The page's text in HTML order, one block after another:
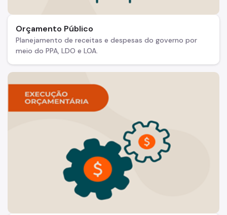
Orçamento Público
Planejamento de receitas e despesas do governo por
meio do PPA, LDO e LOA.